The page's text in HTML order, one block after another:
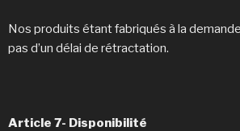
Nos produits étant fabriqués à la
pas d’un délai de rétractation.
Article 7- Disponibilité